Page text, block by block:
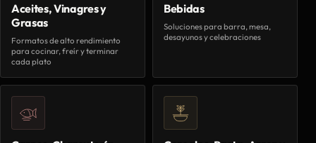
Aceites, Vinagres y
Grasas
Formatos de alto rendimiento
para cocinar, freír y terminar
cada plato
Bebidas
Soluciones para barra, mesa,
desayunos y celebraciones